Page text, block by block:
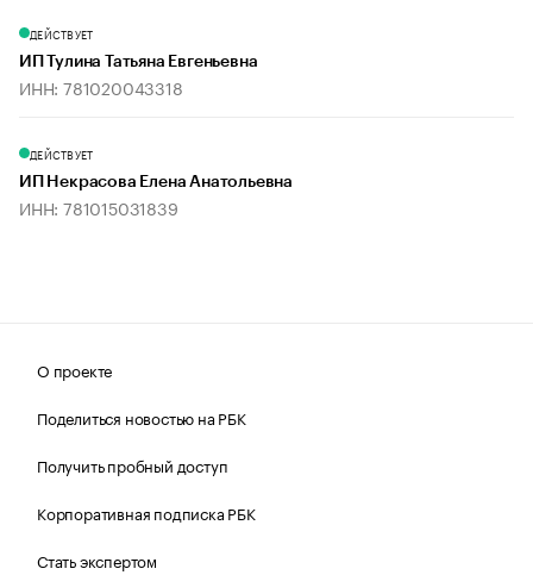
ДЕЙСТВУЕТ
ИП Тулина Татьяна Евгеньевна
ИНН: 781020043318
ДЕЙСТВУЕТ
ИП Некрасова Елена Анатольевна
ИНН: 781015031839
О проекте
Поделиться новостью на РБК
Получить пробный доступ
Корпоративная подписка РБК
Стать экспертом